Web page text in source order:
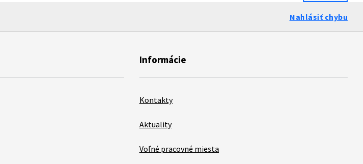
Nahlásiť chybu
Informácie
Kontakty
Aktuality
Voľné pracovné miesta